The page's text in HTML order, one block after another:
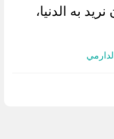
به الدنيا،